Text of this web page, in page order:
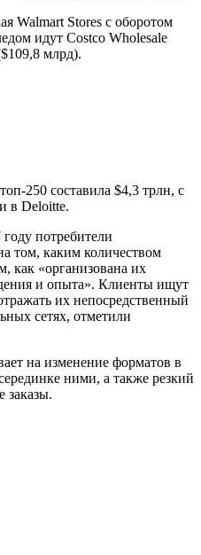
Walmart Stores с оборотом
идут Costco Wholesale
млрд).
250 составила $4,3 трлн, с
в Deloitte.
потребители
том, каким количеством
как «организована их
и опыта». Клиенты ищут
их непосредственный
сетях, отметили
на изменение форматов в
ними, а также резкий
заказы.